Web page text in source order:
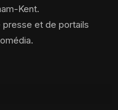
Kent.
presse et de portails